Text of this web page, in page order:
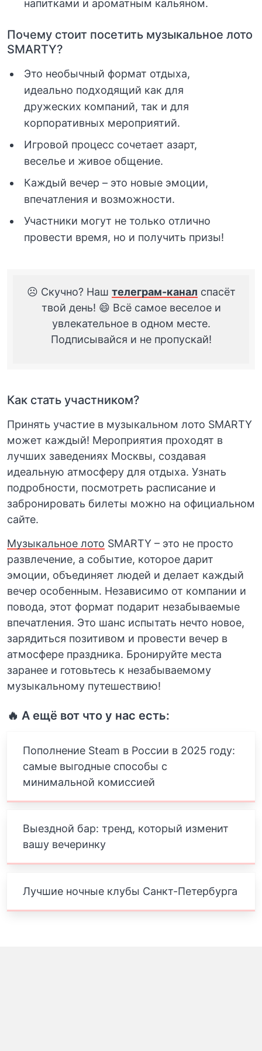
напитками и ароматным кальяном.
Почему стоит посетить музыкальное лото
SMARTY?
Это необычный формат отдыха,
идеально подходящий как для
дружеских компаний, так и для
корпоративных мероприятий.
Игровой процесс сочетает азарт,
веселье и живое общение.
Каждый вечер – это новые эмоции,
впечатления и возможности.
Участники могут не только отлично
провести время, но и получить призы!
☹️ Скучно? Наш телеграм-канал спасёт
твой день! 😄 Всё самое веселое и
увлекательное в одном месте.
Подписывайся и не пропускай!
Как стать участником?
Принять участие в музыкальном лото SMARTY
может каждый! Мероприятия проходят в
лучших заведениях Москвы, создавая
идеальную атмосферу для отдыха. Узнать
подробности, посмотреть расписание и
забронировать билеты можно на официальном
сайте.
Музыкальное лото SMARTY – это не просто
развлечение, а событие, которое дарит
эмоции, объединяет людей и делает каждый
вечер особенным. Независимо от компании и
повода, этот формат подарит незабываемые
впечатления. Это шанс испытать нечто новое,
зарядиться позитивом и провести вечер в
атмосфере праздника. Бронируйте места
заранее и готовьтесь к незабываемому
музыкальному путешествию!
🔥 А ещё вот что у нас есть:
Пополнение Steam в России в 2025 году:
самые выгодные способы с
минимальной комиссией
Выездной бар: тренд, который изменит
вашу вечеринку
Лучшие ночные клубы Санкт-Петербурга